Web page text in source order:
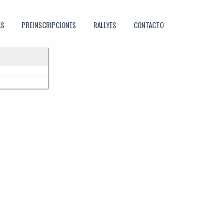
PREINSCRIPCIONES RALLYES CONTACTO